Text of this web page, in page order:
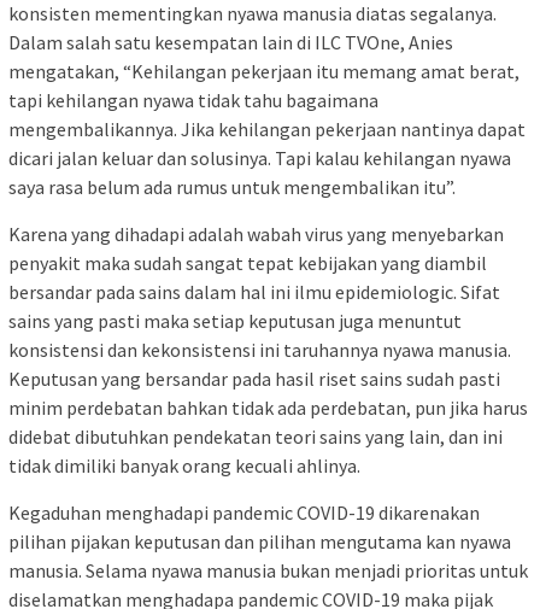
konsisten mementingkan nyawa manusia diatas segalanya.
Dalam salah satu kesempatan lain di ILC TVOne, Anies
mengatakan, “Kehilangan pekerjaan itu memang amat berat,
tapi kehilangan nyawa tidak tahu bagaimana
mengembalikannya. Jika kehilangan pekerjaan nantinya dapat
dicari jalan keluar dan solusinya. Tapi kalau kehilangan nyawa
saya rasa belum ada rumus untuk mengembalikan itu”.
Karena yang dihadapi adalah wabah virus yang menyebarkan
penyakit maka sudah sangat tepat kebijakan yang diambil
bersandar pada sains dalam hal ini ilmu epidemiologic. Sifat
sains yang pasti maka setiap keputusan juga menuntut
konsistensi dan kekonsistensi ini taruhannya nyawa manusia.
Keputusan yang bersandar pada hasil riset sains sudah pasti
minim perdebatan bahkan tidak ada perdebatan, pun jika harus
didebat dibutuhkan pendekatan teori sains yang lain, dan ini
tidak dimiliki banyak orang kecuali ahlinya.
Kegaduhan menghadapi pandemic COVID-19 dikarenakan
pilihan pijakan keputusan dan pilihan mengutama kan nyawa
manusia. Selama nyawa manusia bukan menjadi prioritas untuk
diselamatkan menghadapa pandemic COVID-19 maka pijak